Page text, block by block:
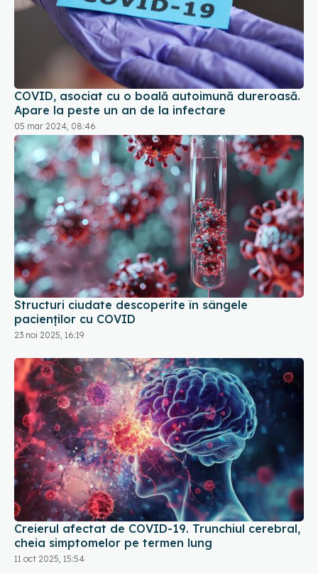
COVID, asociat cu o boală autoimună dureroasă.
Apare la peste un an de la infectare
05 mar 2024, 08:46
Structuri ciudate descoperite în sângele
pacienților cu COVID
23 noi 2025, 16:19
Creierul afectat de COVID-19. Trunchiul cerebral,
cheia simptomelor pe termen lung
11 oct 2025, 15:54